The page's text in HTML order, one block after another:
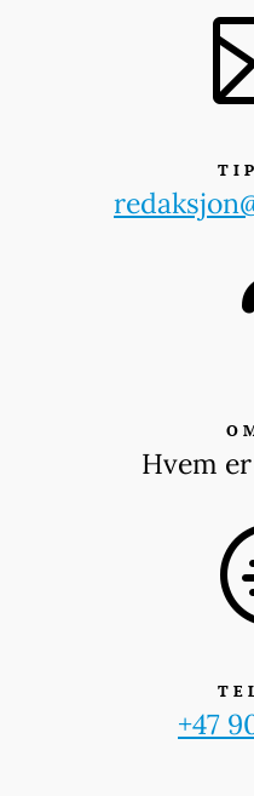
Hvem
+47